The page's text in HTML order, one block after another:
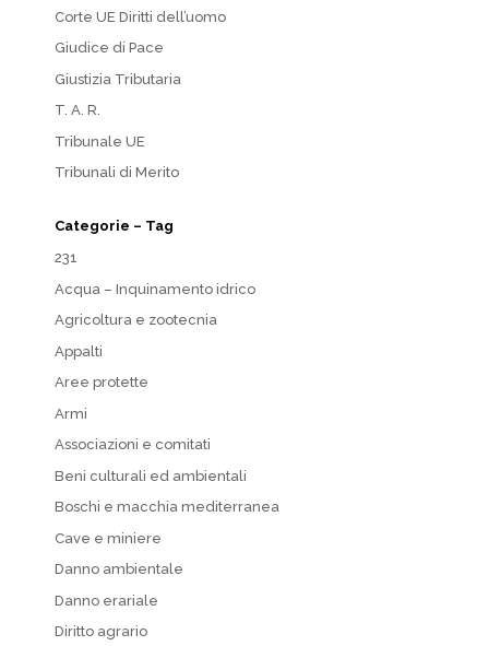
Corte UE Diritti dell’uomo
Giudice di Pace
Giustizia Tributaria
T. A. R.
Tribunale UE
Tribunali di Merito
Categorie – Tag
231
Acqua – Inquinamento idrico
Agricoltura e zootecnia
Appalti
Aree protette
Armi
Associazioni e comitati
Beni culturali ed ambientali
Boschi e macchia mediterranea
Cave e miniere
Danno ambientale
Danno erariale
Diritto agrario